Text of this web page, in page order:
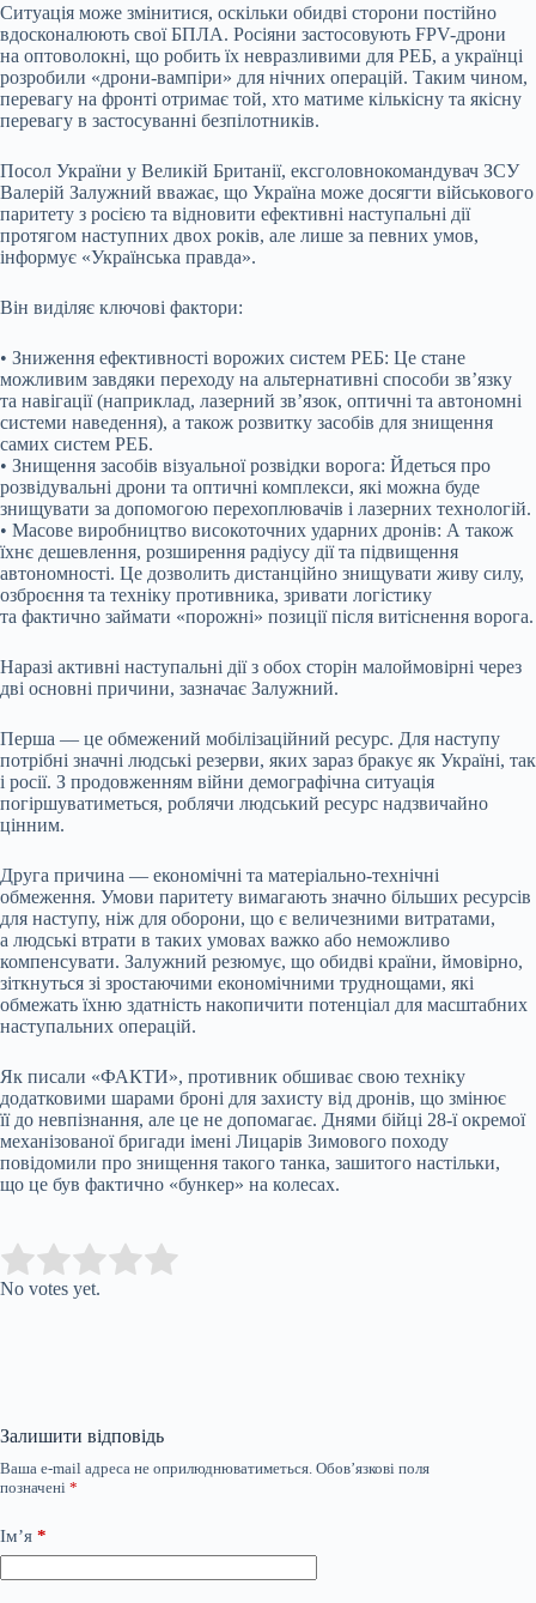
Ситуація може змінитися, оскільки обидві сторони постійно
вдосконалюють свої БПЛА. Росіяни застосовують FPV-дрони
на оптоволокні, що робить їх невразливими для РЕБ, а українці
розробили «дрони-вампіри» для нічних операцій. Таким чином,
перевагу на фронті отримає той, хто матиме кількісну та якісну
перевагу в застосуванні безпілотників.
Посол України у Великій Британії, ексголовнокомандувач ЗСУ
Валерій Залужний вважає, що Україна може досягти військового
паритету з росією та відновити ефективні наступальні дії
протягом наступних двох років, але лише за певних умов,
інформує «Українська правда».
Він виділяє ключові фактори:
• Зниження ефективності ворожих систем РЕБ: Це стане
можливим завдяки переходу на альтернативні способи зв’язку
та навігації (наприклад, лазерний зв’язок, оптичні та автономні
системи наведення), а також розвитку засобів для знищення
самих систем РЕБ.
• Знищення засобів візуальної розвідки ворога: Йдеться про
розвідувальні дрони та оптичні комплекси, які можна буде
знищувати за допомогою перехоплювачів і лазерних технологій.
• Масове виробництво високоточних ударних дронів: А також
їхнє дешевлення, розширення радіусу дії та підвищення
автономності. Це дозволить дистанційно знищувати живу силу,
озброєння та техніку противника, зривати логістику
та фактично займати «порожні» позиції після витіснення ворога.
Наразі активні наступальні дії з обох сторін малоймовірні через
дві основні причини, зазначає Залужний.
Перша — це обмежений мобілізаційний ресурс. Для наступу
потрібні значні людські резерви, яких зараз бракує як Україні, так
і росії. З продовженням війни демографічна ситуація
погіршуватиметься, роблячи людський ресурс надзвичайно
цінним.
Друга причина — економічні та матеріально-технічні
обмеження. Умови паритету вимагають значно більших ресурсів
для наступу, ніж для оборони, що є величезними витратами,
а людські втрати в таких умовах важко або неможливо
компенсувати. Залужний резюмує, що обидві країни, ймовірно,
зіткнуться зі зростаючими економічними труднощами, які
обмежать їхню здатність накопичити потенціал для масштабних
наступальних операцій.
Як писали «ФАКТИ», противник обшиває свою техніку
додатковими шарами броні для захисту від дронів, що змінює
її до невпізнання, але це не допомагає. Днями бійці 28-ї окремої
механізованої бригади імені Лицарів Зимового походу
повідомили про знищення такого танка, зашитого настільки,
що це був фактично «бункер» на колесах.
Rate this item:
No votes yet.
Залишити відповідь
Ваша e-mail адреса не оприлюднюватиметься. Обов’язкові поля
позначені *
Ім’я *